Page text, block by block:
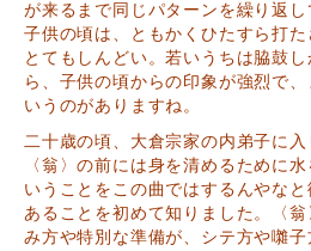
が来るまで同じパターンを繰り返
子供の頃は、ともかくひたすら打た
とてもしんどい。若いうちは脇鼓
ら、子供の頃からの印象が強烈で
いうのがありますね。
二十歳の頃、大倉宗家の内弟子に
〈翁〉の前には身を清めるために
いうことをこの曲ではするんやな
あることを初めて知りました。〈
み方や特別な準備が、シテ方や囃